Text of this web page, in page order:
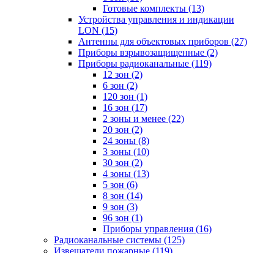
Готовые комплекты (13)
Устройства управления и индикации
LON (15)
Антенны для объектовых приборов (27)
Приборы взрывозащищенные (2)
Приборы радиоканальные (119)
12 зон (2)
6 зон (2)
120 зон (1)
16 зон (17)
2 зоны и менее (22)
20 зон (2)
24 зоны (8)
3 зоны (10)
30 зон (2)
4 зоны (13)
5 зон (6)
8 зон (14)
9 зон (3)
96 зон (1)
Приборы управления (16)
Радиоканальные системы (125)
Извещатели пожарные (119)